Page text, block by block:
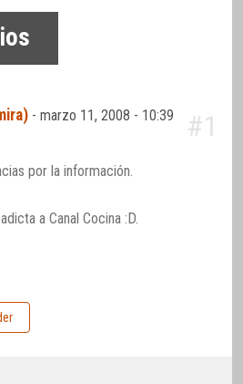
-marzo 11, 2008 - 10:39 #1
por la información.
a Canal Cocina :D.